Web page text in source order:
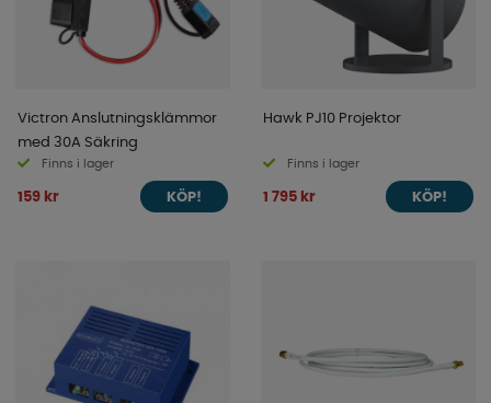
Victron Anslutningsklämmor
med 30A Säkring
Finns i lager
159 kr KÖP!
Hawk PJ10 Projektor
Finns i lager
1 795 kr KÖP!